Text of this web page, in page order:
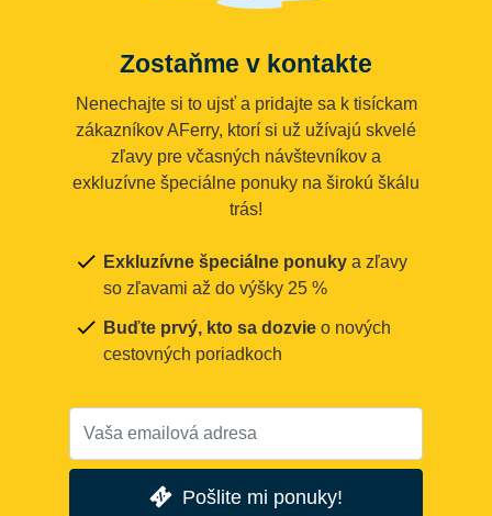
Zostaňme v kontakte
Nenechajte si to ujsť a pridajte sa k tisíckam
zákazníkov AFerry, ktorí si už užívajú skvelé
zľavy pre včasných návštevníkov a
exkluzívne špeciálne ponuky na širokú škálu
trás!
Exkluzívne špeciálne ponuky a zľavy
so zľavami až do výšky 25 %
Buďte prvý, kto sa dozvie o nových
cestovných poriadkoch
Pošlite mi ponuky!